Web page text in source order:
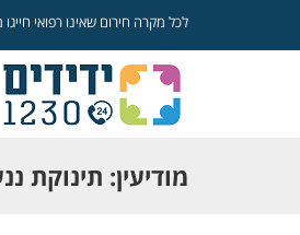
לכל מקרה חירום שאינו רפואי חייגו
מודיעין: תינוקת